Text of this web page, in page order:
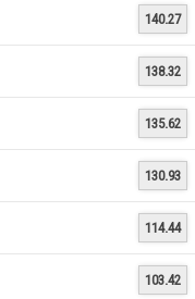
140.27
138.32
135.62
130.93
114.44
103.42